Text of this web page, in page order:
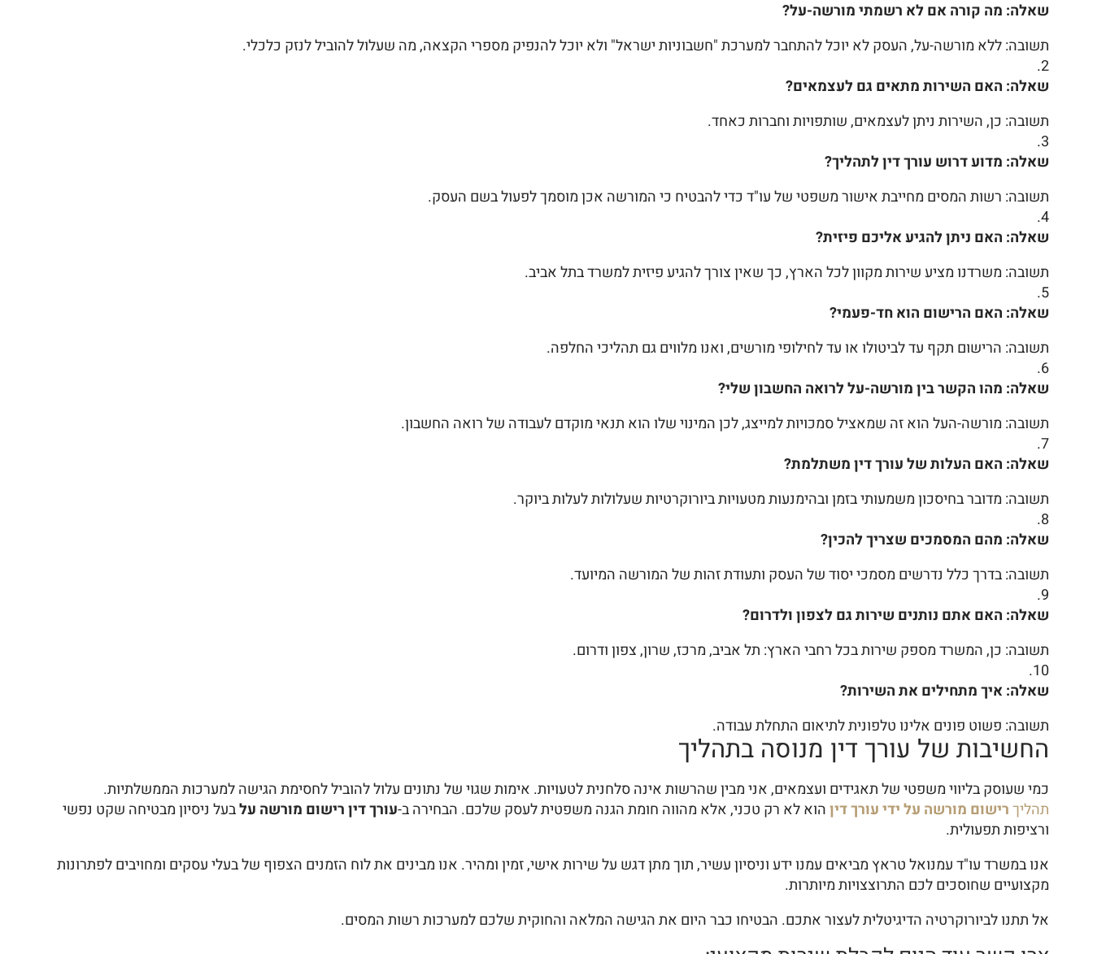
שאלה: מה קורה אם לא רשמתי מורשה-על?
תשובה: ללא מורשה-על, העסק לא יוכל להתחבר למערכת "חשבוניות ישראל" ולא יוכל להנפיק מספרי הקצאה, מה שעלול להוביל לנזק כלכלי.
שאלה: האם השירות מתאים גם לעצמאים?
תשובה: כן, השירות ניתן לעצמאים, שותפויות וחברות כאחד.
שאלה: מדוע דרוש עורך דין לתהליך?
תשובה: רשות המסים מחייבת אישור משפטי של עו"ד כדי להבטיח כי המורשה אכן מוסמך לפעול בשם העסק.
שאלה: האם ניתן להגיע אליכם פיזית?
תשובה: משרדנו מציע שירות מקוון לכל הארץ, כך שאין צורך להגיע פיזית למשרד בתל אביב.
שאלה: האם הרישום הוא חד-פעמי?
תשובה: הרישום תקף עד לביטולו או עד לחילופי מורשים, ואנו מלווים גם תהליכי החלפה.
שאלה: מהו הקשר בין מורשה-על לרואה החשבון שלי?
תשובה: מורשה-העל הוא זה שמאציל סמכויות למייצג, לכן המינוי שלו הוא תנאי מוקדם לעבודה של רואה החשבון.
שאלה: האם העלות של עורך דין משתלמת?
תשובה: מדובר בחיסכון משמעותי בזמן ובהימנעות מטעויות ביורוקרטיות שעלולות לעלות ביוקר.
שאלה: מהם המסמכים שצריך להכין?
תשובה: בדרך כלל נדרשים מסמכי יסוד של העסק ותעודת זהות של המורשה המיועד.
שאלה: האם אתם נותנים שירות גם לצפון ולדרום?
תשובה: כן, המשרד מספק שירות בכל רחבי הארץ: תל אביב, מרכז, שרון, צפון ודרום.
שאלה: איך מתחילים את השירות?
תשובה: פשוט פונים אלינו טלפונית לתיאום התחלת עבודה.
החשיבות של עורך דין מנוסה בתהליך
כמי שעוסק בליווי משפטי של תאגידים ועצמאים, אני מבין שהרשות אינה סלחנית לטעויות. אימות שגוי של נתונים עלול להוביל לחסימת הגישה למערכות הממשלתיות.
תהליךרישום מורשה על ידי עורך דיןהוא לא רק טכני, אלא מהווה חומת הגנה משפטית לעסק שלכם. הבחירה ב-עורך דין רישום מורשה עלבעל ניסיון מבטיחה שקט נפשי
ורציפות תפעולית.
אנו במשרד עו"ד עמנואל טראץ מביאים עמנו ידע וניסיון עשיר, תוך מתן דגש על שירות אישי, זמין ומהיר. אנו מבינים את לוח הזמנים הצפוף של בעלי עסקים ומחויבים לפתרונות
מקצועיים שחוסכים לכם התרוצצויות מיותרות.
אל תתנו לביורוקרטיה הדיגיטלית לעצור אתכם. הבטיחו כבר היום את הגישה המלאה והחוקית שלכם למערכות רשות המסים.